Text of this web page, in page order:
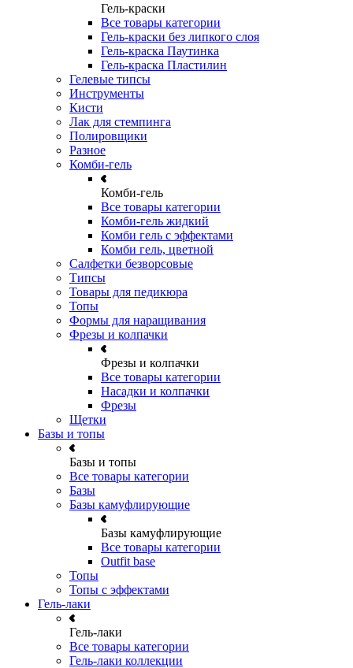
Гель-краски
Все товары категории
Гель-краски без липкого слоя
Гель-краска Паутинка
Гель-краска Пластилин
Гелевые типсы
Инструменты
Кисти
Лак для стемпинга
Полировщики
Разное
Комби-гель
Комби-гель
Все товары категории
Комби-гель жидкий
Комби гель с эффектами
Комби гель, цветной
Салфетки безворсовые
Типсы
Товары для педикюра
Топы
Формы для наращивания
Фрезы и колпачки
Фрезы и колпачки
Все товары категории
Насадки и колпачки
Фрезы
Щетки
Базы и топы
Базы и топы
Все товары категории
Базы
Базы камуфлирующие
Базы камуфлирующие
Все товары категории
Outfit base
Топы
Топы с эффектами
Гель-лаки
Гель-лаки
Все товары категории
Гель-лаки коллекции